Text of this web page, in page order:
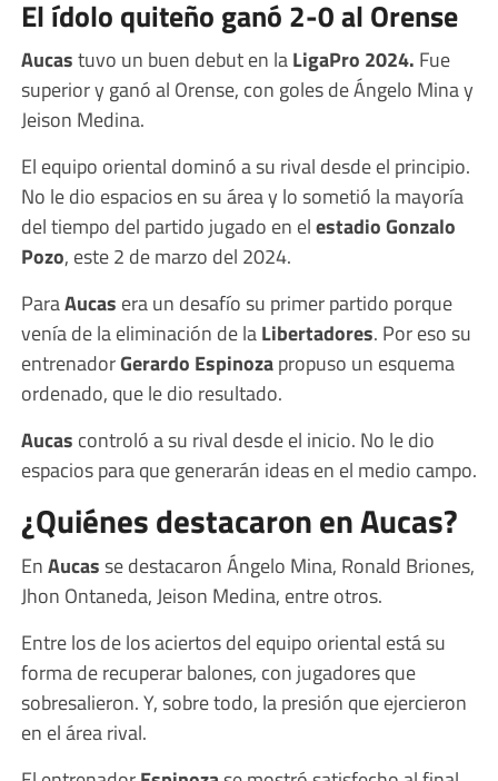
El ídolo quiteño ganó 2-0 al Orense
Aucastuvo un buen debut en laLigaPro 2024. Fue
superior y ganó al Orense, con goles de Ángelo Mina y
Jeison Medina.
El equipo oriental dominó a su rival desde el principio.
No le dio espacios en su área y lo sometió la mayoría
del tiempo del partido jugado en elestadio Gonzalo
Pozo, este 2 de marzo del 2024.
ParaAucas era un desafío su primer partido porque
venía de la eliminación de laLibertadores. Por eso su
entrenadorGerardo Espinozapropuso un esquema
ordenado, que le dio resultado.
Aucas controló a su rival desde el inicio. No le dio
espacios para que generarán ideas en el medio campo.
¿Quiénes destacaron en Aucas?
EnAucasse destacaron Ángelo Mina, Ronald Briones,
Jhon Ontaneda, Jeison Medina, entre otros.
Entre los de los aciertos del equipo oriental está su
forma de recuperar balones, con jugadores que
sobresalieron. Y, sobre todo, la presión que ejercieron
en el área rival.